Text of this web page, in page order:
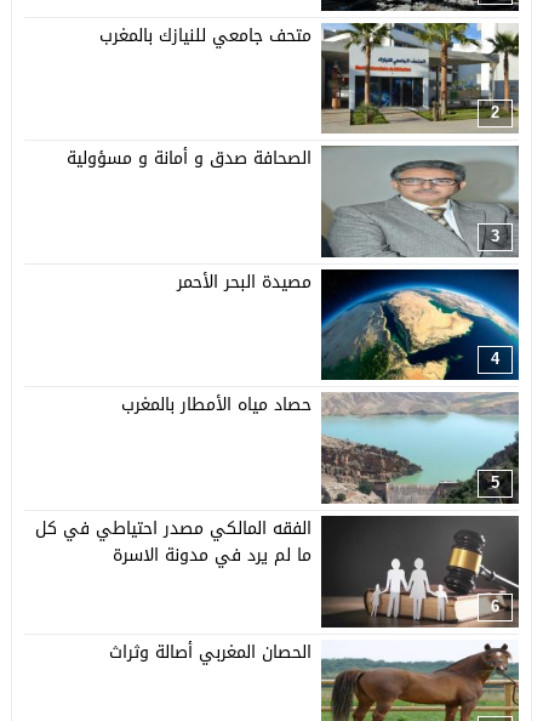
2
متحف جامعي للنيازك بالمغرب
3
الصحافة صدق و أمانة و مسؤولية
4
مصيدة البحر الأحمر
5
حصاد مياه الأمطار بالمغرب
6
الفقه المالكي مصدر احتياطي في كل
ما لم يرد في مدونة الاسرة
الحصان المغربي أصالة وثراث